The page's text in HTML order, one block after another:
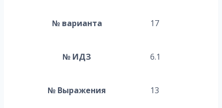
№ варианта 17
№ ИДЗ 6.1
№ Выражения 13